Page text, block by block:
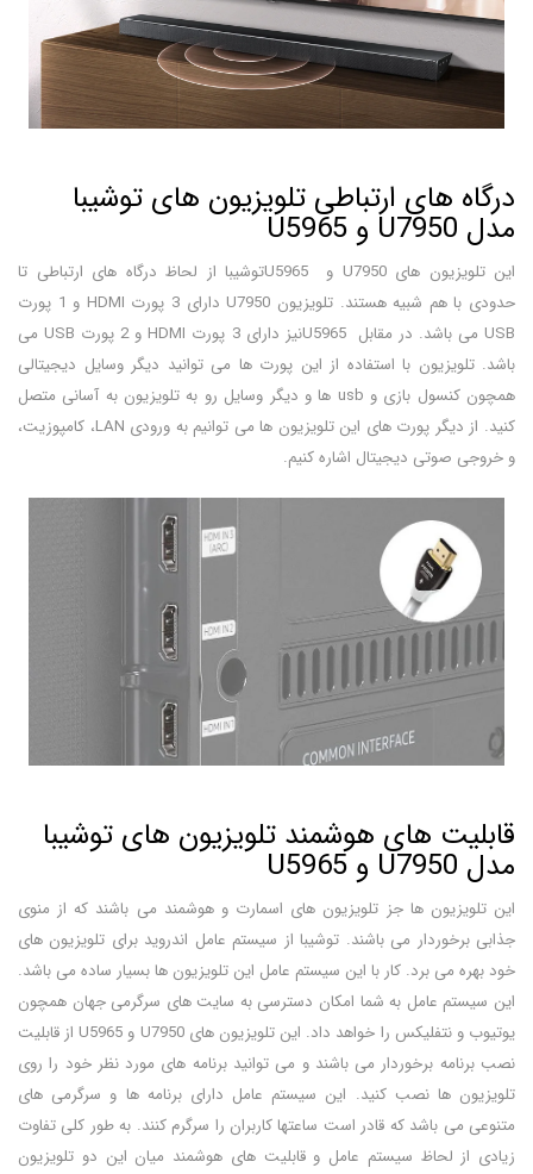
درگاه های ارتباطی تلویزیون های توشیبا
مدل U7950 و U5965
این تلویزیون های U7950 و U5965توشیبا از لحاظ درگاه های ارتباطی تا
حدودی با هم شبیه هستند. تلویزیون U7950 دارای 3 پورت HDMI و 1 پورت
USB می باشد. در مقابل U5965نیز دارای 3 پورت HDMI و 2 پورت USB می
باشد. تلویزیون با استفاده از این پورت ها می توانید دیگر وسایل دیجیتالی
همچون کنسول بازی و usb ها و دیگر وسایل رو به تلویزیون به آسانی متصل
کنید. از دیگر پورت های این تلویزیون ها می توانیم به ورودی LAN، کامپوزیت،
و خروجی صوتی دیجیتال اشاره کنیم.
قابلیت های هوشمند تلویزیون های توشیبا
مدل U7950 و U5965
این تلویزیون ها جز تلویزیون های اسمارت و هوشمند می باشند که از منوی
جذابی برخوردار می باشند. توشیبا از سیستم عامل اندروید برای تلویزیون های
خود بهره می برد. کار با این سیستم عامل این تلویزیون ها بسیار ساده می باشد.
این سیستم عامل به شما امکان دسترسی به سایت های سرگرمی جهان همچون
یوتیوب و نتفلیکس را خواهد داد. این تلویزیون های U7950 و U5965 از قابلیت
نصب برنامه برخوردار می باشند و می توانید برنامه های مورد نظر خود را روی
تلویزیون ها نصب کنید. این سیستم عامل دارای برنامه ها و سرگرمی های
متنوعی می باشد که قادر است ساعتها کاربران را سرگرم کنند. به طور کلی تفاوت
زیادی از لحاظ سیستم عامل و قابلیت های هوشمند میان این دو تلویزیون